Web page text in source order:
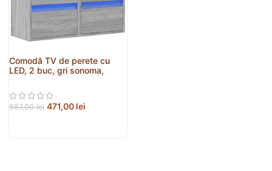
Comodă TV de perete cu
LED, 2 buc, gri sonoma,
687,00lei 471,00 lei